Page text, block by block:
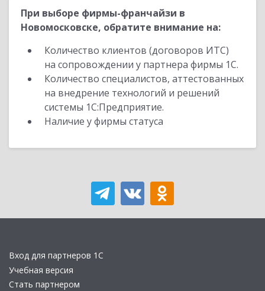
При выборе фирмы-франчайзи в
Новомосковске, обратите внимание на:
Количество клиентов (договоров ИТС)
на сопровождении у партнера фирмы 1С.
Количество специалистов, аттестованных
на внедрение технологий и решений
системы 1С:Предприятие.
Наличие у фирмы статуса
Вход для партнеров 1С
Учебная версия
Стать партнером